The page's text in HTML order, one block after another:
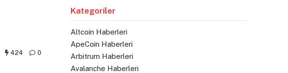
424 0
Kategoriler
Altcoin Haberleri
ApeCoin Haberleri
Arbitrum Haberleri
Avalanche Haberleri